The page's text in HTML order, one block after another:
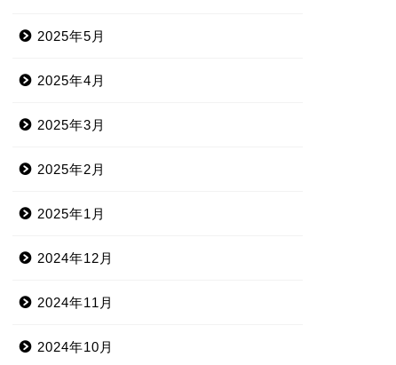
2025年5月
2025年4月
2025年3月
2025年2月
2025年1月
2024年12月
2024年11月
2024年10月